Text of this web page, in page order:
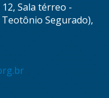
Sala térreo -
Segurado),